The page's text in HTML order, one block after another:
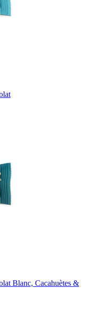
Blanc, Cacahuètes &